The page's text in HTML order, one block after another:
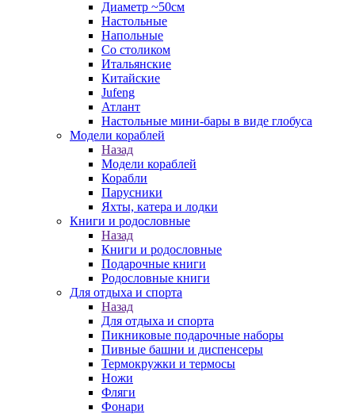
Диаметр ~50см
Настольные
Напольные
Со столиком
Итальянские
Китайские
Jufeng
Атлант
Настольные мини-бары в виде глобуса
Модели кораблей
Назад
Модели кораблей
Корабли
Парусники
Яхты, катера и лодки
Книги и родословные
Назад
Книги и родословные
Подарочные книги
Родословные книги
Для отдыха и спорта
Назад
Для отдыха и спорта
Пикниковые подарочные наборы
Пивные башни и диспенсеры
Термокружки и термосы
Ножи
Фляги
Фонари